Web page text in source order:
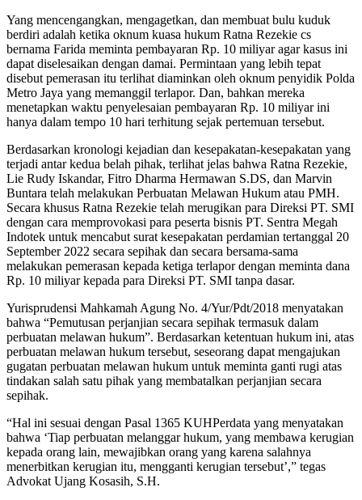
Yang mencengangkan, mengagetkan, dan membuat bulu kuduk
berdiri adalah ketika oknum kuasa hukum Ratna Rezekie cs
bernama Farida meminta pembayaran Rp. 10 miliyar agar kasus ini
dapat diselesaikan dengan damai. Permintaan yang lebih tepat
disebut pemerasan itu terlihat diaminkan oleh oknum penyidik Polda
Metro Jaya yang memanggil terlapor. Dan, bahkan mereka
menetapkan waktu penyelesaian pembayaran Rp. 10 miliyar ini
hanya dalam tempo 10 hari terhitung sejak pertemuan tersebut.
Berdasarkan kronologi kejadian dan kesepakatan-kesepakatan yang
terjadi antar kedua belah pihak, terlihat jelas bahwa Ratna Rezekie,
Lie Rudy Iskandar, Fitro Dharma Hermawan S.DS, dan Marvin
Buntara telah melakukan Perbuatan Melawan Hukum atau PMH.
Secara khusus Ratna Rezekie telah merugikan para Direksi PT. SMI
dengan cara memprovokasi para peserta bisnis PT. Sentra Megah
Indotek untuk mencabut surat kesepakatan perdamian tertanggal 20
September 2022 secara sepihak dan secara bersama-sama
melakukan pemerasan kepada ketiga terlapor dengan meminta dana
Rp. 10 miliyar kepada para Direksi PT. SMI tanpa dasar.
Yurisprudensi Mahkamah Agung No. 4/Yur/Pdt/2018 menyatakan
bahwa “Pemutusan perjanjian secara sepihak termasuk dalam
perbuatan melawan hukum”. Berdasarkan ketentuan hukum ini, atas
perbuatan melawan hukum tersebut, seseorang dapat mengajukan
gugatan perbuatan melawan hukum untuk meminta ganti rugi atas
tindakan salah satu pihak yang membatalkan perjanjian secara
sepihak.
“Hal ini sesuai dengan Pasal 1365 KUHPerdata yang menyatakan
bahwa ‘Tiap perbuatan melanggar hukum, yang membawa kerugian
kepada orang lain, mewajibkan orang yang karena salahnya
menerbitkan kerugian itu, mengganti kerugian tersebut’,” tegas
Advokat Ujang Kosasih, S.H.